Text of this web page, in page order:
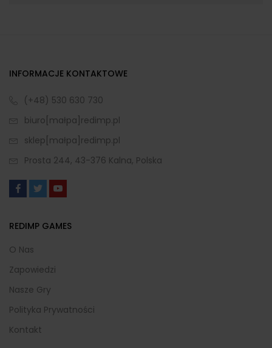
INFORMACJE KONTAKTOWE
(+48) 530 630 730
biuro[małpa]redimp.pl
sklep[małpa]redimp.pl
Prosta 244, 43-376 Kalna, Polska
REDIMP GAMES
O Nas
Zapowiedzi
Nasze Gry
Polityka Prywatności
Kontakt